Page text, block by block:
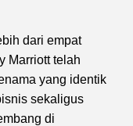
dari empat
Marriott telah
yang identik
sekaligus
di